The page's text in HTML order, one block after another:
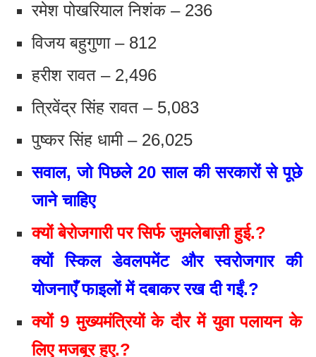
रमेश पोखरियाल निशंक – 236
विजय बहुगुणा – 812
हरीश रावत – 2,496
त्रिवेंद्र सिंह रावत – 5,083
पुष्कर सिंह धामी – 26,025
सवाल, जो पिछले 20 साल की सरकारों से पूछे
जाने चाहिए
क्यों बेरोजगारी पर सिर्फ जुमलेबाज़ी हुई.?
क्यों स्किल डेवलपमेंट और स्वरोजगार की
योजनाएँ फाइलों में दबाकर रख दी गईं.?
क्यों 9 मुख्यमंत्रियों के दौर में युवा पलायन के
लिए मजबूर हुए.?